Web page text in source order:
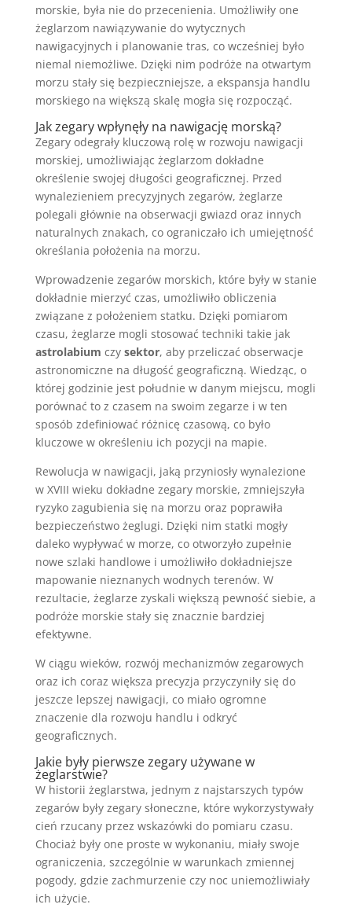
morskie, była nie do przecenienia. Umożliwiły one
żeglarzom nawiązywanie do wytycznych
nawigacyjnych i planowanie tras, co wcześniej było
niemal niemożliwe. Dzięki nim podróże na otwartym
morzu stały się bezpieczniejsze, a ekspansja handlu
morskiego na większą skalę mogła się rozpocząć.
Jak zegary wpłynęły na nawigację morską?
Zegary odegrały kluczową rolę w rozwoju nawigacji
morskiej, umożliwiając żeglarzom dokładne
określenie swojej długości geograficznej. Przed
wynalezieniem precyzyjnych zegarów, żeglarze
polegali głównie na obserwacji gwiazd oraz innych
naturalnych znakach, co ograniczało ich umiejętność
określania położenia na morzu.
Wprowadzenie zegarów morskich, które były w stanie
dokładnie mierzyć czas, umożliwiło obliczenia
związane z położeniem statku. Dzięki pomiarom
czasu, żeglarze mogli stosować techniki takie jak
astrolabium czy sektor, aby przeliczać obserwacje
astronomiczne na długość geograficzną. Wiedząc, o
której godzinie jest południe w danym miejscu, mogli
porównać to z czasem na swoim zegarze i w ten
sposób zdefiniować różnicę czasową, co było
kluczowe w określeniu ich pozycji na mapie.
Rewolucja w nawigacji, jaką przyniosły wynalezione
w XVIII wieku dokładne zegary morskie, zmniejszyła
ryzyko zagubienia się na morzu oraz poprawiła
bezpieczeństwo żeglugi. Dzięki nim statki mogły
daleko wypływać w morze, co otworzyło zupełnie
nowe szlaki handlowe i umożliwiło dokładniejsze
mapowanie nieznanych wodnych terenów. W
rezultacie, żeglarze zyskali większą pewność siebie, a
podróże morskie stały się znacznie bardziej
efektywne.
W ciągu wieków, rozwój mechanizmów zegarowych
oraz ich coraz większa precyzja przyczyniły się do
jeszcze lepszej nawigacji, co miało ogromne
znaczenie dla rozwoju handlu i odkryć
geograficznych.
Jakie były pierwsze zegary używane w
żeglarstwie?
W historii żeglarstwa, jednym z najstarszych typów
zegarów były zegary słoneczne, które wykorzystywały
cień rzucany przez wskazówki do pomiaru czasu.
Chociaż były one proste w wykonaniu, miały swoje
ograniczenia, szczególnie w warunkach zmiennej
pogody, gdzie zachmurzenie czy noc uniemożliwiały
ich użycie.